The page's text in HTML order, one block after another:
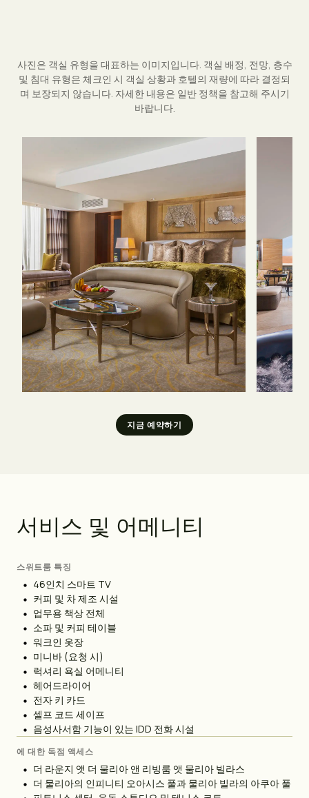
사진은 객실 유형을 대표하는 이미지입니다. 객실 배정, 전망, 층수
및 침대 유형은 체크인 시 객실 상황과 호텔의 재량에 따라 결정되
며 보장되지 않습니다. 자세한 내용은 일반 정책을 참고해 주시기
바랍니다.
지금 예약하기
서비스 및 어메니티
스위트룸 특징
46인치 스마트 TV
커피 및 차 제조 시설
업무용 책상 전체
소파 및 커피 테이블
워크인 옷장
미니바 (요청 시)
럭셔리 욕실 어메니티
헤어드라이어
전자 키 카드
셀프 코드 세이프
음성사서함 기능이 있는 IDD 전화 시설
에 대한 독점 액세스
더 라운지 앳 더 물리아 앤 리빙룸 앳 물리아 빌라스
더 물리아의 인피니티 오아시스 풀과 물리아 빌라의 아쿠아 풀